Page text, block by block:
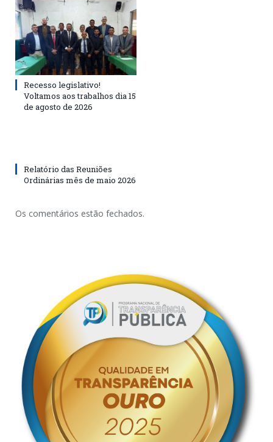
Recesso legislativo!
Voltamos aos trabalhos dia 15
de agosto de 2026
Relatório das Reuniões
Ordinárias mês de maio 2026
Os comentários estão fechados.